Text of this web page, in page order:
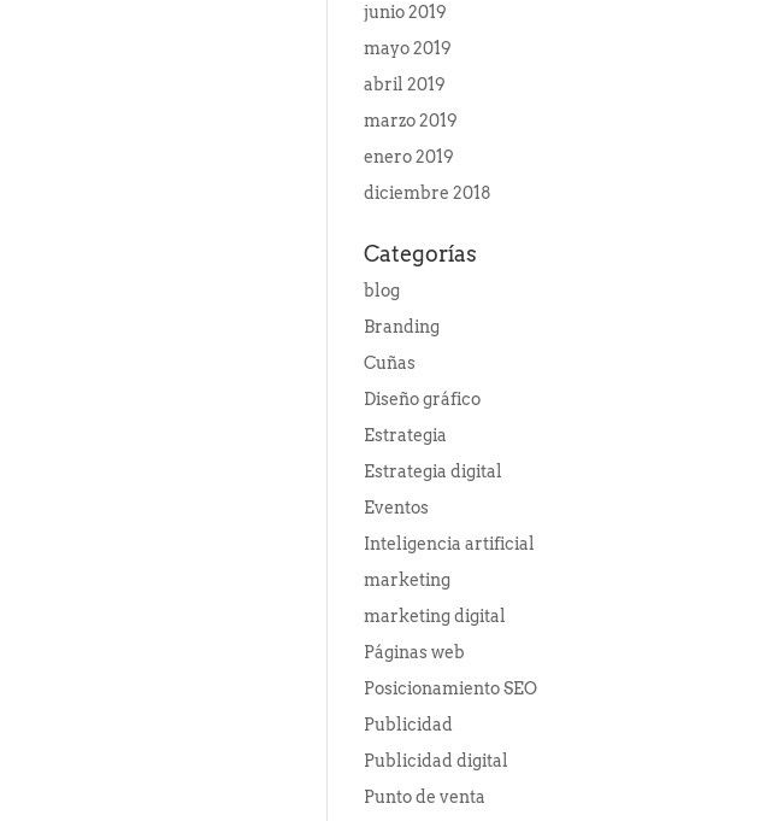
junio 2019
mayo 2019
abril 2019
marzo 2019
enero 2019
diciembre 2018
Categorías
blog
Branding
Cuñas
Diseño gráfico
Estrategia
Estrategia digital
Eventos
Inteligencia artificial
marketing
marketing digital
Páginas web
Posicionamiento SEO
Publicidad
Publicidad digital
Punto de venta